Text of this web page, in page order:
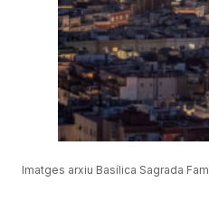
Imatges arxiu Basílica Sagrada